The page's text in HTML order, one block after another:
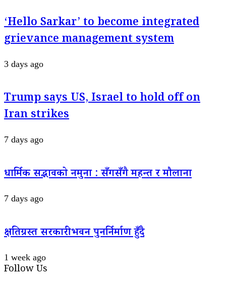
‘Hello Sarkar’ to become integrated
grievance management system
3 days ago
Trump says US, Israel to hold off on
Iran strikes
7 days ago
धार्मिक सद्भावको नमुना : सँगसँगै महन्त र मौलाना
7 days ago
क्षतिग्रस्त सरकारी भवन पुनर्निर्माण हुँदै
1 week ago
Follow Us